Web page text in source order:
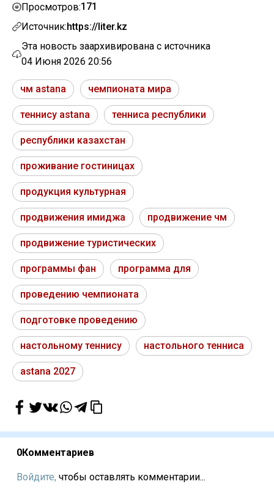
Просмотров:171
Источник:https://liter.kz
Эта новость заархивирована с источника
04 Июня 2026 20:56
чм astana чемпионата мира
теннису astana тенниса республики
республики казахстан
проживание гостиницах
продукция культурная
продвижения имиджа продвижение чм
продвижение туристических
программы фан программа для
проведению чемпионата
подготовке проведению
настольному теннису настольного тенниса
astana 2027
0Комментариев
Войдите, чтобы оставлять комментарии...